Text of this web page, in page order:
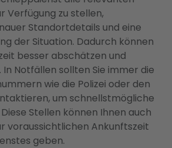
Verfügung zu stellen,
Standortdetails und eine
der Situation. Dadurch können
besser abschätzen und
Notfällen sollten Sie immer die
wie die Polizei oder den
um schnellstmögliche
Stellen können Ihnen auch
voraussichtlichen Ankunftszeit
geben.